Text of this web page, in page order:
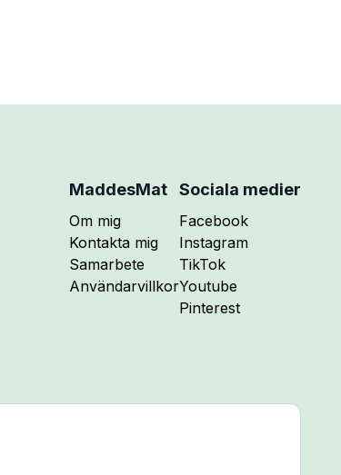
många olika rätter. Denna läckra kräm är
MaddesMat
Om mig
Kontakta mig
Samarbete
Användarvillkor
Sociala medier
Följ mig på
Facebook
Följ mig på
Instagram
Följ mig på
TikTok
Följ mig på
Youtube
Följ mig på
Pinterest